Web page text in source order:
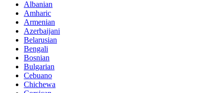
Albanian
Amharic
Armenian
Azerbaijani
Belarusian
Bengali
Bosnian
Bulgarian
Cebuano
Chichewa